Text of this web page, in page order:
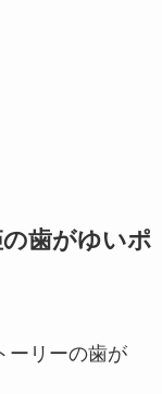
の歯がゆいポ
ーリーの歯が